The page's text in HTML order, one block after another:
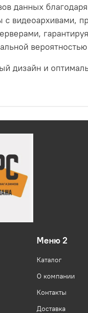
данных
с видеоархивами,
дизайн и
Меню 2
Каталог
О компании
Контакты
Доставка